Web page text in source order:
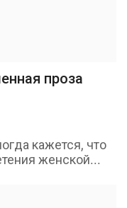
проза
кажется, что
женской...